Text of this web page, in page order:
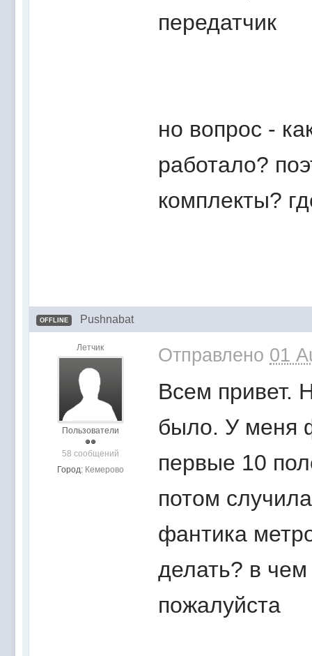
передатчик
но вопрос -
работало?
комплекты?
OFFLINE Pushnabat
Летчик
Пользователи
58 сообщений
Город: Кемерово
Отправлено 01
Всем привет.
было. У меня
первые 10
потом
фантика
делать? в
пожалуйста